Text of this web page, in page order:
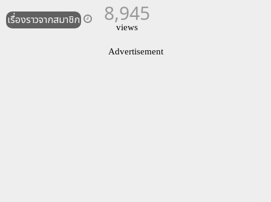
เรื่องราวจากสมาชิก 8,945
views
Advertisement